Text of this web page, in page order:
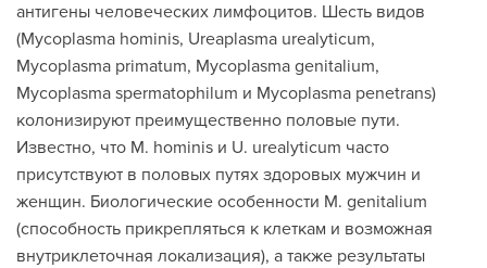
антигены человеческих лимфоцитов. Шесть видов
(Mycoplasma hominis, Ureaplasma urealyticum,
Mycoplasma primatum, Mycoplasma genitalium,
Mycoplasma spermatophilum и Mycoplasma penetrans)
колонизируют преимущественно половые пути.
Известно, что М. hominis и U. urealyticum часто
присутствуют в половых путях здоровых мужчин и
женщин. Биологические особенности М. genitalium
(способность прикрепляться к клеткам и возможная
внутриклеточная локализация), а также результаты